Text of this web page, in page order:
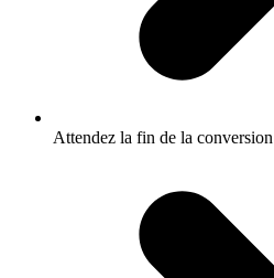
Attendez la fin de la conversion